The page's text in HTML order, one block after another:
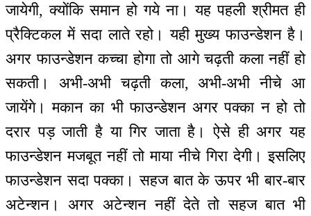
जायेगी, क्योंकि समान हो गये ना। यह पहली श्रीमत ही
प्रैक्टिकल में सदा लाते रहो। यही मुख्य फाउन्डेशन है।
अगर फाउन्डेशन कच्चा होगा तो आगे चढ़ती कला नहीं हो
सकती। अभी-अभी चढ़ती कला, अभी-अभी नीचे आ
जायेंगे। मकान का भी फाउन्डेशन अगर पक्का न हो तो
दरार पड़ जाती है या गिर जाता है। ऐसे ही अगर यह
फाउन्डेशन मजबूत नहीं तो माया नीचे गिरा देगी। इसलिए
फाउन्डेशन सदा पक्का। सहज बात के ऊपर भी बार-बार
अटेन्शन। अगर अटेन्शन नहीं देते तो सहज बात भी